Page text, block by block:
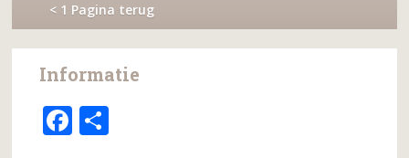
< 1 Pagina terug
Informatie
F